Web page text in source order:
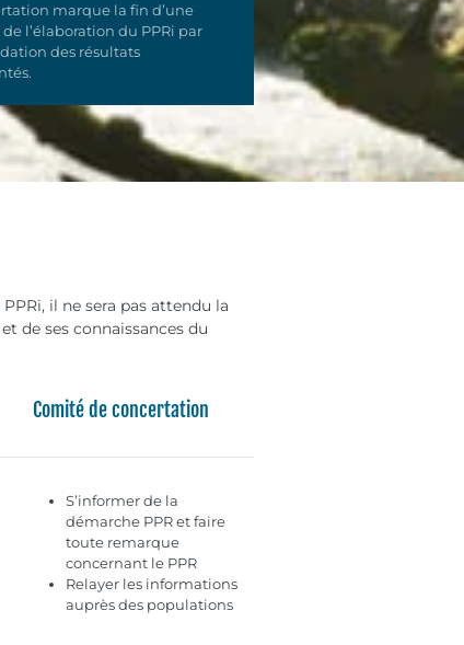
marque la fin d’une
l’élaboration du PPRi par
des résultats
il ne sera pas attendu la
de ses connaissances du
Comité de concertation
S’informer de la
démarche PPR et faire
toute remarque
concernant le PPR
Relayer les informations
auprès des populations